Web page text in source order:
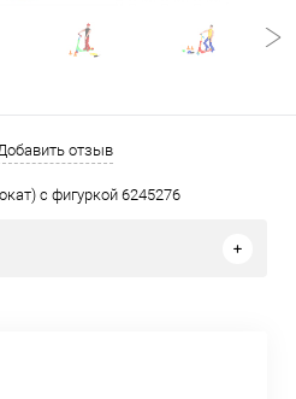
отзыв
с фигуркой 6245276